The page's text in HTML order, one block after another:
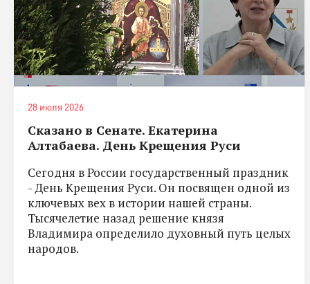
28 июля 2026
Сказано в Сенате. Екатерина
Алтабаева. День Крещения Руси
Сегодня в России государственный праздник
- День Крещения Руси. Он посвящен одной из
ключевых вех в истории нашей страны.
Тысячелетие назад решение князя
Владимира определило духовный путь целых
народов.